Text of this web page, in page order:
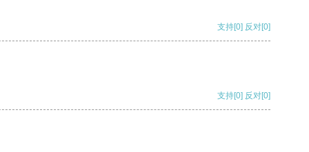
支持[0] 反对[0]
支持[0] 反对[0]